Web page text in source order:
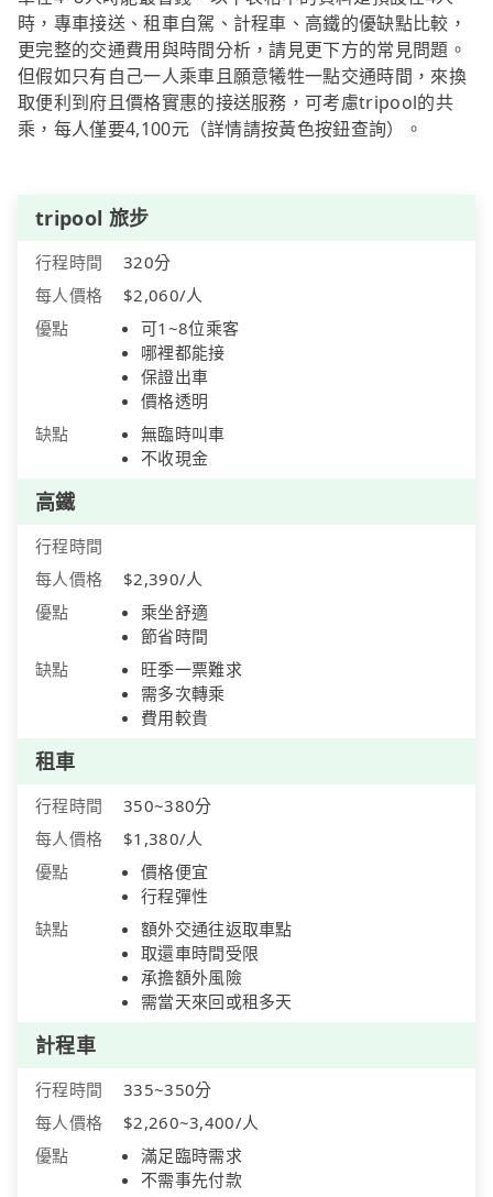
時，專車接送、租車自駕、計程車、高鐵的優缺點比較，
更完整的交通費用與時間分析，請見更下方的常見問題。
但假如只有自己一人乘車且願意犧牲一點交通時間，來換
取便利到府且價格實惠的接送服務，可考慮tripool的共
乘，每人僅要4,100元（詳情請按黃色按鈕查詢）。
tripool 旅步
行程時間
320分
每人價格
$2,060/人
優點
可1~8位乘客
哪裡都能接
保證出車
價格透明
缺點
無臨時叫車
不收現金
高鐵
行程時間
每人價格
$2,390/人
優點
乘坐舒適
節省時間
缺點
旺季一票難求
需多次轉乘
費用較貴
租車
行程時間
350~380分
每人價格
$1,380/人
優點
價格便宜
行程彈性
缺點
額外交通往返取車點
取還車時間受限
承擔額外風險
需當天來回或租多天
計程車
行程時間
335~350分
每人價格
$2,260~3,400/人
優點
滿足臨時需求
不需事先付款